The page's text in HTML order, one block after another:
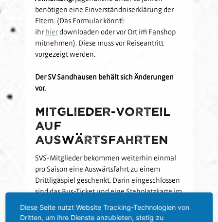
benötigen eine Einverständniserklärung der
Eltern. (Das Formular könnt
ihrhierdownloaden oder vor Ort im Fanshop
mitnehmen). Diese muss vor Reiseantritt
vorgezeigt werden.
Der SV Sandhausen behält sich Änderungen
vor.
Mitglieder-Vorteil
auf
Auswärtsfahrten
SVS-Mitglieder bekommen weiterhin einmal
pro Saison eine Auswärtsfahrt zu einem
Drittligaspiel geschenkt. Darin eingeschlossen
sind das Bus-Ticket und eine Stehplatzkarte im
Diese Seite nutzt Website Tracking-Technologien von
Dritten, um ihre Dienste anzubieten, stetig zu